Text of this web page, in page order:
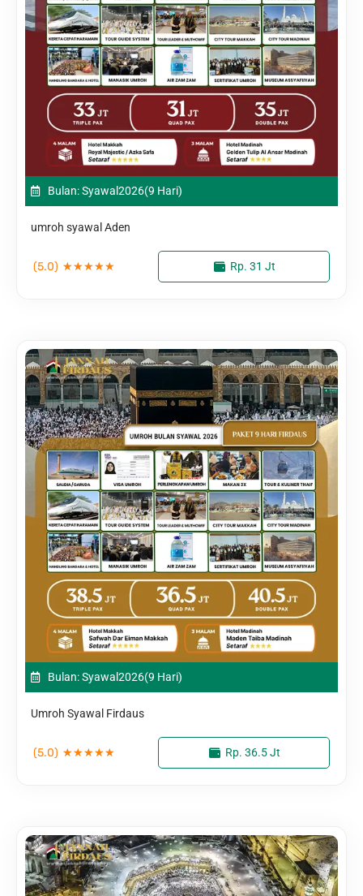
Bulan: Syawal2026(9 Hari)
umroh syawal Aden
(5.0) ★★★★★ Rp. 31 Jt
Bulan: Syawal2026(9 Hari)
Umroh Syawal Firdaus
(5.0) ★★★★★ Rp. 36.5 Jt